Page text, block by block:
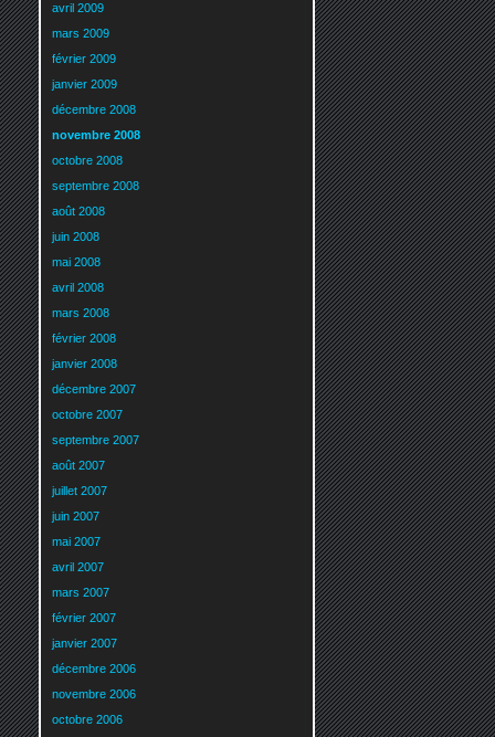
avril 2009
mars 2009
février 2009
janvier 2009
décembre 2008
novembre 2008
octobre 2008
septembre 2008
août 2008
juin 2008
mai 2008
avril 2008
mars 2008
février 2008
janvier 2008
décembre 2007
octobre 2007
septembre 2007
août 2007
juillet 2007
juin 2007
mai 2007
avril 2007
mars 2007
février 2007
janvier 2007
décembre 2006
novembre 2006
octobre 2006